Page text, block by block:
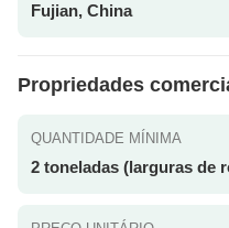
Fujian, China
Propriedades
QUANTIDADE MÍNIMA
2 toneladas (larguras de